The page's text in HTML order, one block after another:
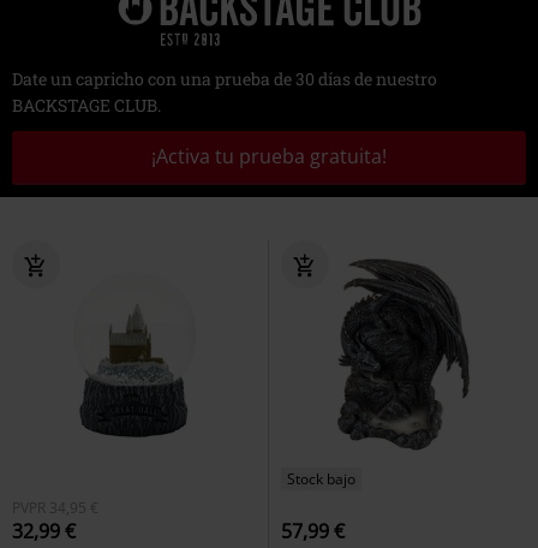
Date un capricho con una prueba de 30 días de nuestro
BACKSTAGE CLUB.
¡Activa tu prueba gratuita!
PVPR 34,95 €
32,99 €
Stock bajo
57,99 €